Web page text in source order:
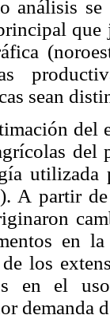
análisis
sean
del
del
utilizada
A partir
en
los
en el
demanda